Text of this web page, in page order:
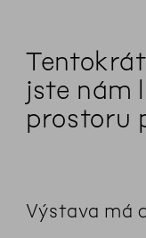
jste nám
prostoru
Výstava má